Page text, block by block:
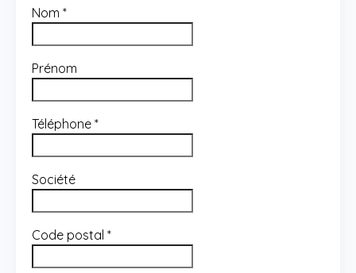
Nom *
Prénom
Téléphone *
Société
Code postal *